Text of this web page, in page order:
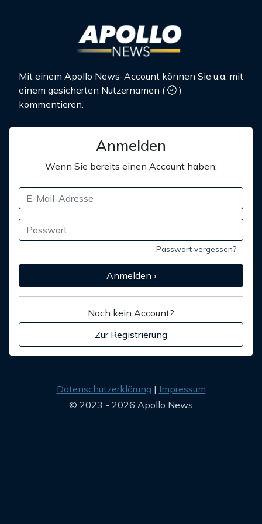
Mit einem Apollo News-Account können Sie u.a. mit
einem gesicherten Nutzernamen (
)
kommentieren.
Anmelden
Wenn Sie bereits einen Account haben:
Passwort vergessen?
Anmelden ›
Noch kein Account?
Zur Registrierung
Datenschutzerklärung
Impressum
© 2023 - 2026 Apollo News